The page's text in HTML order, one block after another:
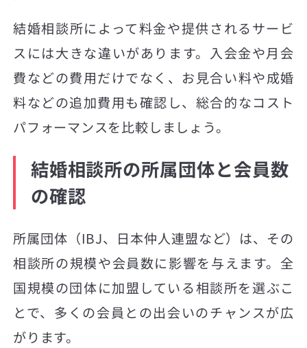
結婚相談所によって料金や提供されるサービ
スには大きな違いがあります。入会金や月会
費などの費用だけでなく、お見合い料や成婚
料などの追加費用も確認し、総合的なコスト
パフォーマンスを比較しましょう。
結婚相談所の所属団体と会員数
の確認
所属団体（IBJ、日本仲人連盟など）は、その
相談所の規模や会員数に影響を与えます。全
国規模の団体に加盟している相談所を選ぶこ
とで、多くの会員との出会いのチャンスが広
がります。